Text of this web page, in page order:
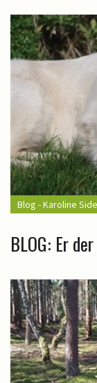
Blog - Karoline
BLOG: Er